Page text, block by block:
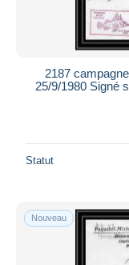
2187
25/9/1980 Signé
Statut
Nouveau